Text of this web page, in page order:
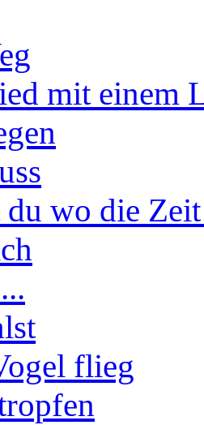
mit einem
du wo die
flieg